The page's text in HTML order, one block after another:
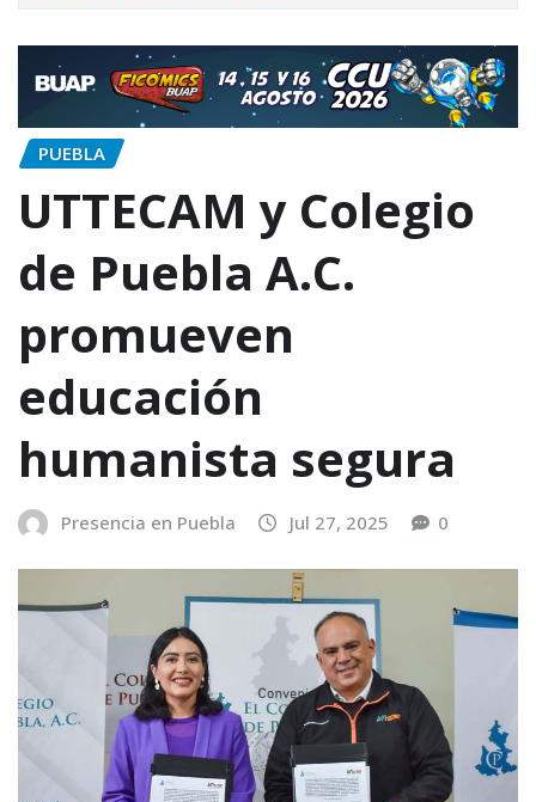
PUEBLA
UTTECAM y Colegio
de Puebla A.C.
promueven
educación
humanista segura
Presencia en Puebla Jul 27, 2025 0